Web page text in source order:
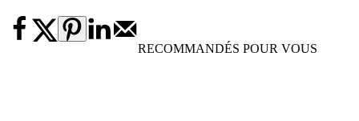
RECOMMANDÉS POUR VOUS